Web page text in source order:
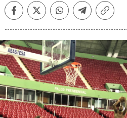
FacebookTwitterWhatsappTelegramCopiar